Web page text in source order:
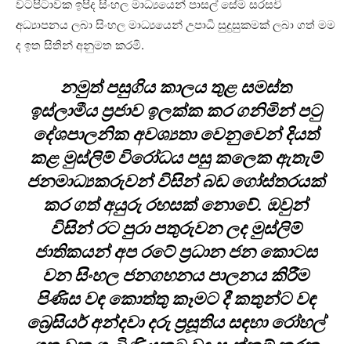
වටපිටාවක ඉපිද සිංහල මාධ්‍යයෙන් පාසල් සේම සරසවි
අධ්‍යාපනය ලබා සිංහල මාධ්‍යයෙන් උපාධි සුදුසුකමක් ලබා ගත් මම
ද ඉත සිතින් අනුමත කරමි.
නමුත් පසුගිය කාලය තුළ සමස්ත
ඉස්ලාමීය ප්‍රජාව ඉලක්ක කර ගනිමින් පටු
දේශපාලනික අවශ්‍යතා වෙනුවෙන් දියත්
කළ මුස්ලිම් විරෝධය පසු කලෙක ඇතැම්
ජනමාධ්‍යකරුවන් විසින් බඩ ගෝස්තරයක්
කර ගත් අයුරු රහසක් නොවේ. ඔවුන්
විසින් රට පුරා පතුරුවන ලද මුස්ලිම්
ජාතිකයන් අප රටේ ප්‍රධාන ජන කොටස
වන සිංහල ජනගහනය පාලනය කිරීම
පිණිස වඳ කොත්තු කෑමට දී කතුන්ට වඳ
බ්‍රෙසියර් අන්දවා දරු ප්‍රසූතිය සඳහා රෝහල්